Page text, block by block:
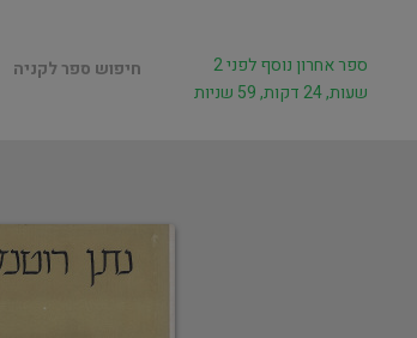
חיפוש ספר לקניה
ספר אחרון נוסף לפני 2
שעות, 24 דקות, 59 שניות